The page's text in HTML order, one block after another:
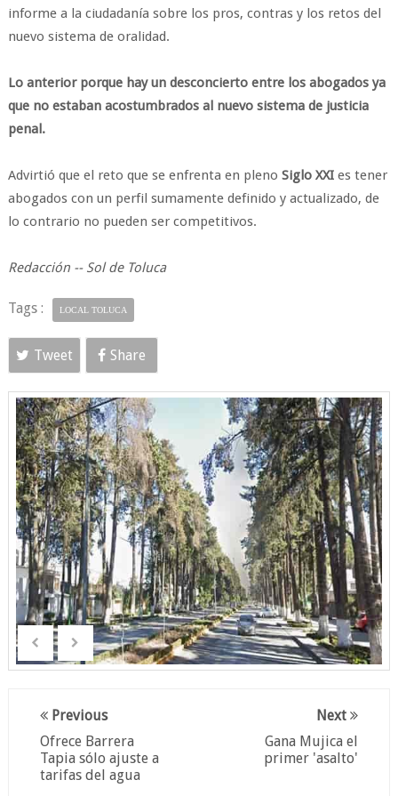
informe a la ciudadanía sobre los pros, contras y los retos del
nuevo sistema de oralidad.
Lo anterior porque hay un desconcierto entre los abogados ya
que no estaban acostumbrados al nuevo sistema de justicia
penal.
Advirtió que el reto que se enfrenta en pleno Siglo XXIes tener
abogados con un perfil sumamente definido y actualizado, de
lo contrario no pueden ser competitivos.
Redacción -- Sol de Toluca
Tags : LOCAL TOLUCA
Tweet Share
Next
Gana Mujica el
primer 'asalto'
Previous
Ofrece Barrera
Tapia sólo ajuste a
tarifas del agua